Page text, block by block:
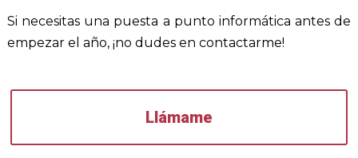
Si necesitas una puesta a punto informática antes de
empezar el año, ¡no dudes en contactarme!
Llámame